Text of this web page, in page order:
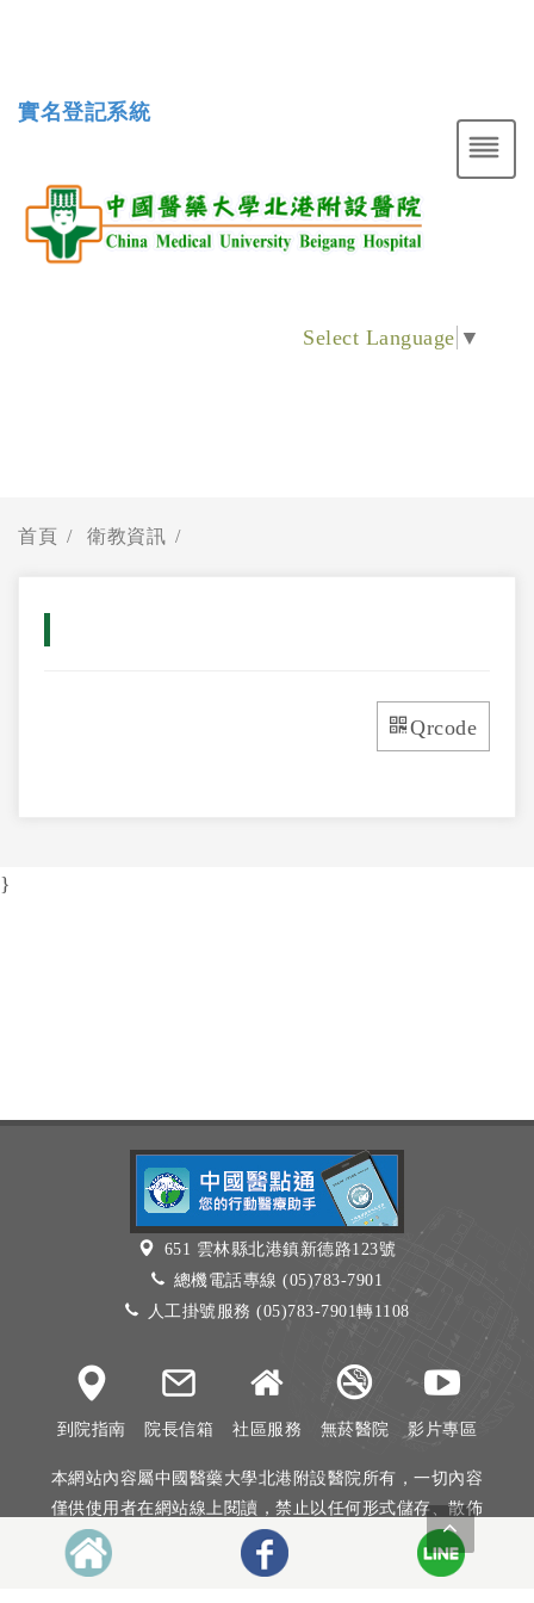
實名登記系統
Select Language ▼
首頁 衛教資訊
Qrcode
}
651 雲林縣北港鎮新德路123號
總機電話專線 (05)783-7901
人工掛號服務 (05)783-7901轉1108
到院指南 院長信箱 社區服務 無菸醫院 影片專區
本網站內容屬中國醫藥大學北港附設醫院所有，一切內容
僅供使用者在網站線上閱讀，禁止以任何形式儲存、散佈
或重製部分或全部內容
本網站建議以Internet Explorer 10以上、Firefox或Google